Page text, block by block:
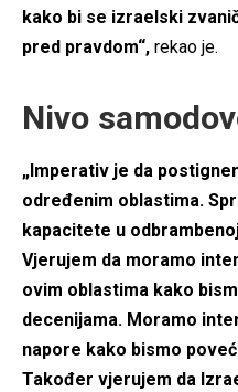
kako bi se izraelski
pred pravdom“, rekao je.
Nivo
„Imperativ je da
određenim oblastima.
kapacitete u
Vjerujem da moramo
ovim oblastima kako
decenijama. Moramo
napore kako bismo
Također vjerujem da